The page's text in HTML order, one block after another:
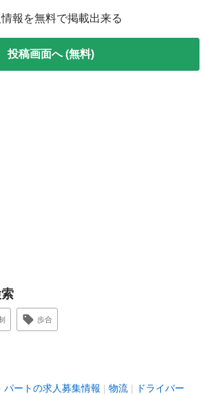
報を無料で掲載出来る
投稿画面へ (無料)
歩合
パートの求人募集情報 物流 ドライバー